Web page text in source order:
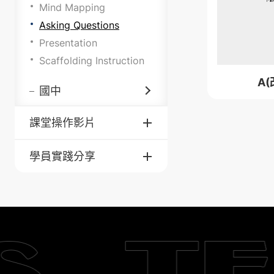
Mind Mapping
Asking Questions
Presentation
Scaffolding Instruction
國中
課堂操作影片
學員實踐分享
A(